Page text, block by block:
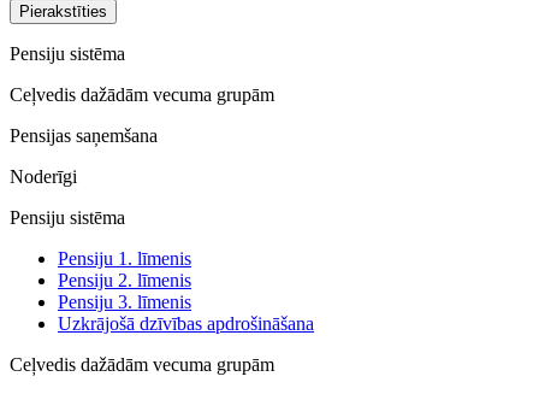
Pierakstīties
Pensiju sistēma
Ceļvedis dažādām vecuma grupām
Pensijas saņemšana
Noderīgi
Pensiju sistēma
Pensiju 1. līmenis
Pensiju 2. līmenis
Pensiju 3. līmenis
Uzkrājošā dzīvības apdrošināšana
Ceļvedis dažādām vecuma grupām